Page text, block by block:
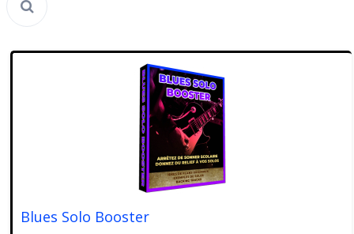
Blues Solo Booster